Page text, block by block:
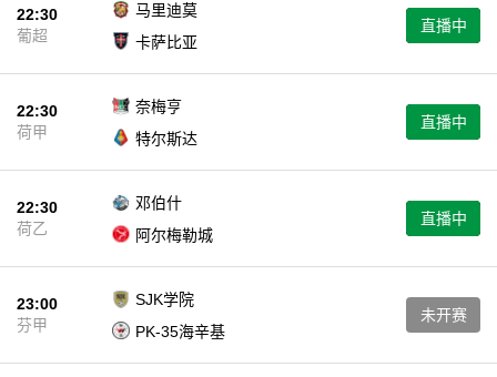
22:30
葡超
马里迪莫
卡萨比亚
直播中
22:30
荷甲
奈梅亨
特尔斯达
直播中
22:30
荷乙
邓伯什
阿尔梅勒城
直播中
23:00
芬甲
SJK学院
PK-35海辛基
未开赛